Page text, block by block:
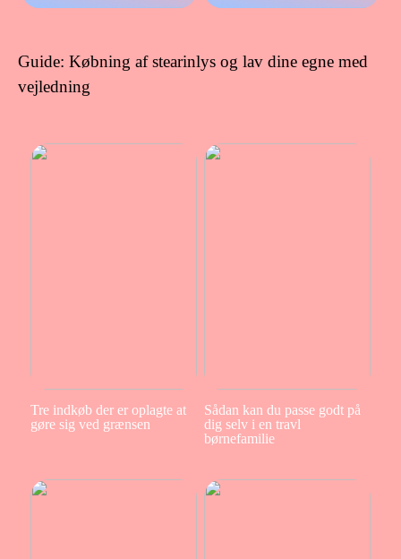
Guide: Købning af stearinlys og lav dine egne med
vejledning
Tre indkøb der er oplagte at
gøre sig ved grænsen
Sådan kan du passe godt på
dig selv i en travl
børnefamilie